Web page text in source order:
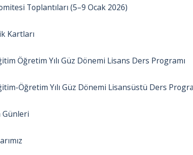
Toplantıları (5–9 Ocak 2026)
Kartları
Öğretim Yılı Güz Dönemi Lisans Ders Programı
Öğretim Yılı Güz Dönemi Lisansüstü Ders
Günleri